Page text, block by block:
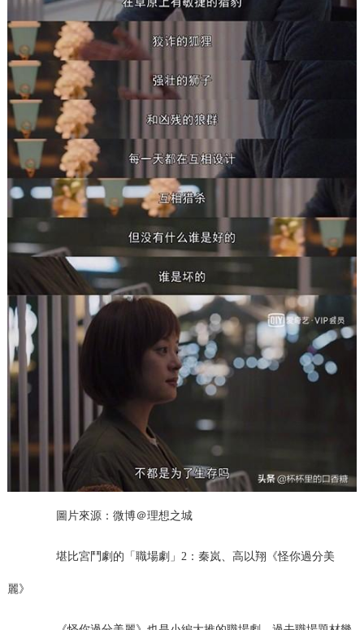
圖片來源：微博＠理想之城
堪比宮鬥劇的「職場劇」2：秦岚、高以翔《怪你過分美
麗》